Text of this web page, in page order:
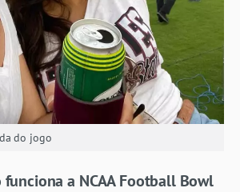
do jogo
funciona a NCAA Football Bowl